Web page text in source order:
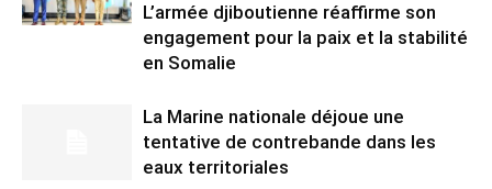
L’armée djiboutienne réaffirme son
engagement pour la paix et la stabilité
en Somalie
La Marine nationale déjoue une
tentative de contrebande dans les
eaux territoriales